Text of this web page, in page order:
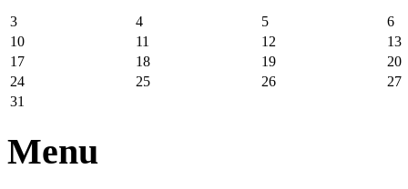
3 4 5
6
10
11 12
13
17
18 19
20
24
25 26
27
31
Menu